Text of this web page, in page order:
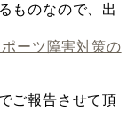
ものなので、出
ーツ障害対策の
ご報告させて頂